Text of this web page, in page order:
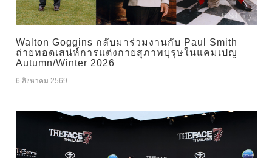
Walton Goggins กลับมาร่วมงานกับ Paul Smith
ถ่ายทอดเสน่ห์การแต่งกายสุภาพบุรุษในแคมเปญ
Autumn/Winter 2026
6 สิงหาคม 2569